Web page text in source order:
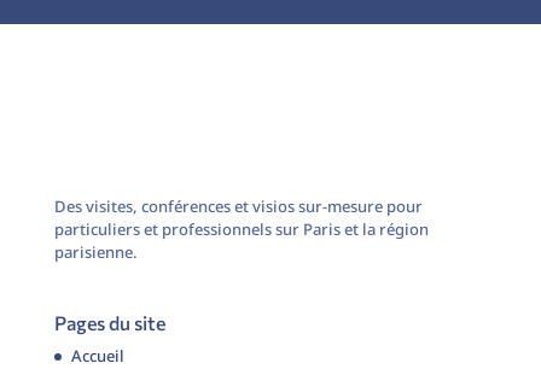
Des visites, conférences et visios sur-mesure pour
particuliers et professionnels sur Paris et la région
parisienne.
Pages du site
Accueil